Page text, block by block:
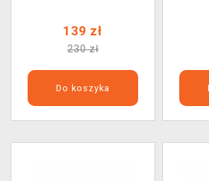
139 zł
230 zł
Do koszyka